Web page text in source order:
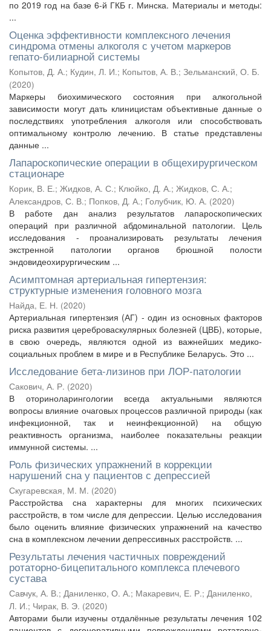
по 2019 год на базе 6-й ГКБ г. Минска. Материалы и методы:
...
Оценка эффективности комплексного лечения
синдрома отмены алкоголя с учетом маркеров
гепато-билиарной системы
Копытов, Д. А.; Кудин, Л. И.; Копытов, А. В.; Зельманский, О. Б.
(2020)
Маркеры биохимического состояния при алкогольной
зависимости могут дать клиницистам объективные данные о
последствиях употребления алкоголя или способствовать
оптимальному контролю лечению. В статье представлены
данные ...
Лапароскопические операции в общехирургическом
стационаре
Корик, В. Е.; Жидков, А. С.; Клюйко, Д. А.; Жидков, С. А.;
Александров, С. В.; Попков, Д. А.; Голубчик, Ю. А. (2020)
В работе дан анализ результатов лапароскопических
операций при различной абдоминальной патологии. Цель
исследования - проанализировать результаты лечения
экстренной патологии органов брюшной полости
эндовидеохирургическим ...
Асимптомная артериальная гипертензия:
структурные изменения головного мозга
Найда, Е. Н. (2020)
Артериальная гипертензия (АГ) - один из основных факторов
риска развития цереброваскулярных болезней (ЦВБ), которые,
в свою очередь, являются одной из важнейших медико-
социальных проблем в мире и в Республике Беларусь. Это ...
Исследование бета-лизинов при ЛОР-патологии
Сакович, А. Р. (2020)
В оториноларингологии всегда актуальными являются
вопросы влияние очаговых процессов различной природы (как
инфекционной, так и неинфекционной) на общую
реактивность организма, наиболее показательны реакции
иммунной системы. ...
Роль физических упражнений в коррекции
нарушений сна у пациентов с депрессией
Скугаревская, М. М. (2020)
Расстройства сна характерны для многих психических
расстройств, в том числе для депрессии. Целью исследования
было оценить влияние физических упражнений на качество
сна в комплексном лечении депрессивных расстройств. ...
Результаты лечения частичных повреждений
ротаторно-бицепитального комплекса плечевого
сустава
Савчук, А. В.; Даниленко, О. А.; Макаревич, Е. Р.; Даниленко,
Л. И.; Чирак, В. Э. (2020)
Авторами были изучены отдалённые результаты лечения 102